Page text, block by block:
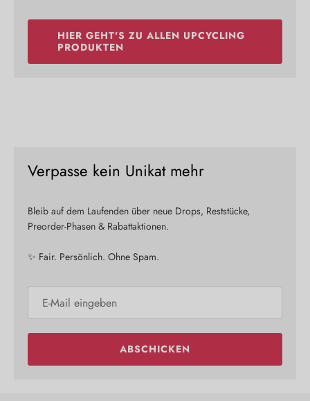
HIER GEHT'S ZU ALLEN UPCYCLING
PRODUKTEN
Verpasse kein Unikat mehr
Bleib auf dem Laufenden über neue Drops, Reststücke,
Preorder-Phasen & Rabattaktionen.
✨ Fair. Persönlich. Ohne Spam.
ABSCHICKEN